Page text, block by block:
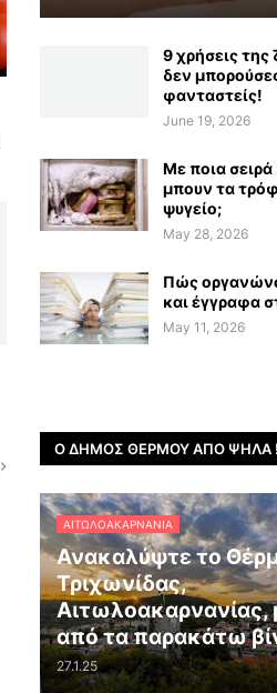
9 χρήσεις
δεν
φανταστείς!
June 19, 2026
Με ποια σειρά
μπουν τα
ψυγείο;
May 28, 2026
Πώς
και έγγραφα
May 11, 2026
Ο ΔΉΜΟΣ ΘΈΡΜΟΥ ΑΠΌ ΨΗΛΆ !
ΑΙΤΩΛΟΑΚΑΡΝΑΝΊΑ
Ανακαλύψτε το
Τριχωνίδας,
Αιτωλοακαρνανίας,
από τα παρακάτω
27.1.25